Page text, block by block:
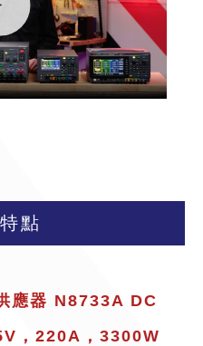
點
應器 N8733A DC
，220A，3300W